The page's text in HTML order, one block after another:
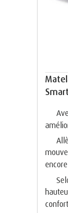
confort